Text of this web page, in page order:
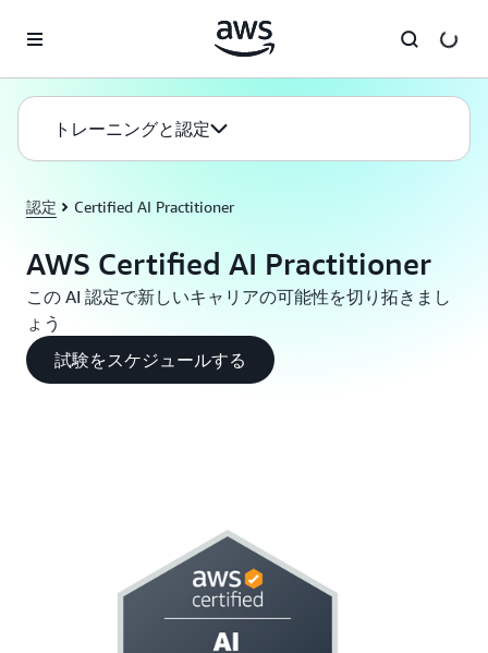
トレーニングと認定
認定 Certified AI Practitioner
AWS Certified AI Practitioner
この AI 認定で新しいキャリアの可能性を切り拓きまし
ょう
試験をスケジュールする